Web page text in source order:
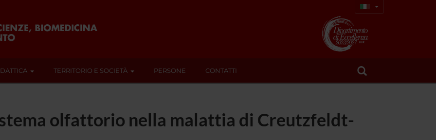
TERRITORIO E SOCIETÀ PERSONE CONTATTI
olfattorio nella malattia di Creutzfeldt-